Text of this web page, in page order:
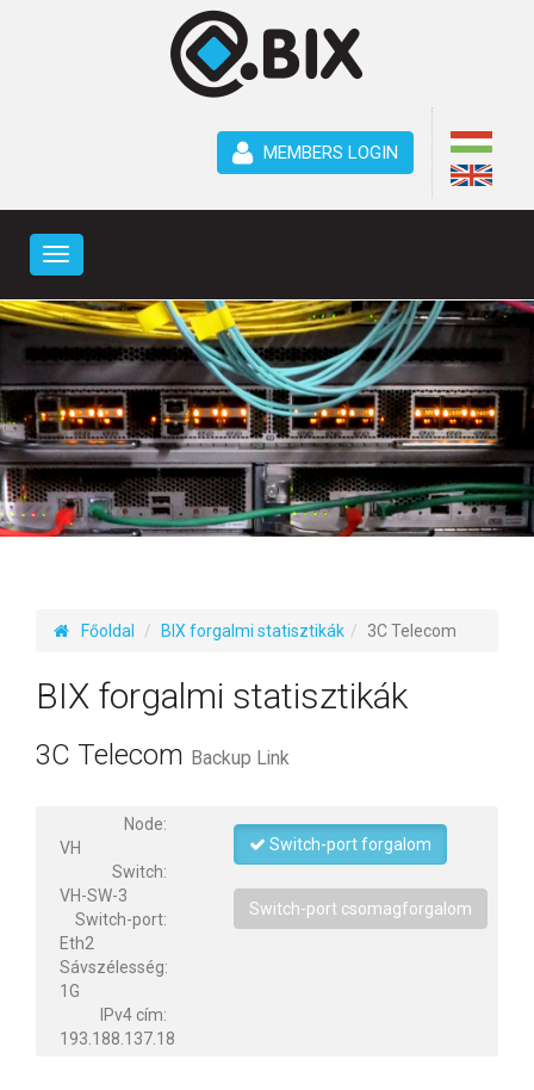
MEMBERS LOGIN
Főoldal BIX forgalmi statisztikák 3C Telecom
BIX forgalmi statisztikák
3C Telecom Backup Link
Node:
VH
Switch:
VH-SW-3
Switch-port:
Eth2
Sávszélesség:
1G
IPv4 cím:
193.188.137.18
Switch-port forgalom
Switch-port csomagforgalom